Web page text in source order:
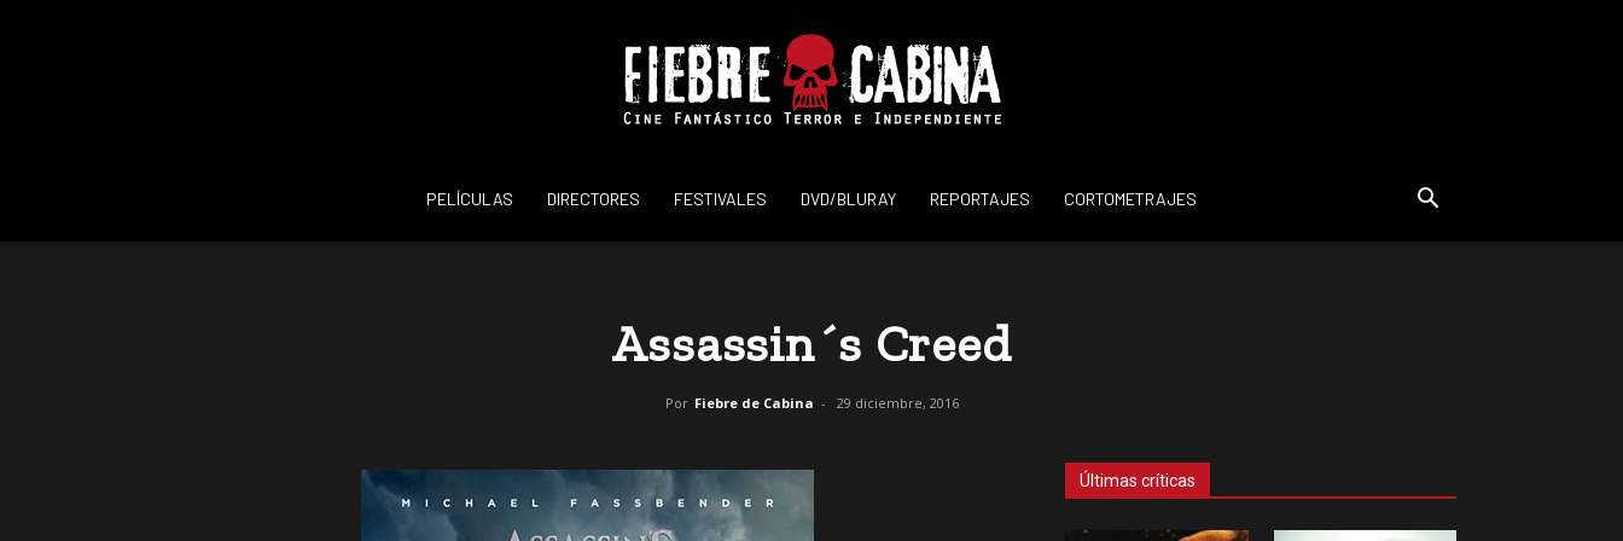
Fiebre
de
PELÍCULAS DIRECTORES FESTIVALES DVD/BLURAY REPORTAJES CORTOMETRAJES
Assassin´s Creed
Por Fiebre de Cabina - 29 diciembre, 2016
Últimas críticas